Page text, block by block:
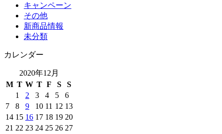
キャンペーン
その他
新商品情報
未分類
カレンダー
2020年12月
M T W T F S
S
1
2 3 4 5
6
7
8 9 10 11 12 13
14 15 16 17 18 19 20
21 22 23 24 25 26 27